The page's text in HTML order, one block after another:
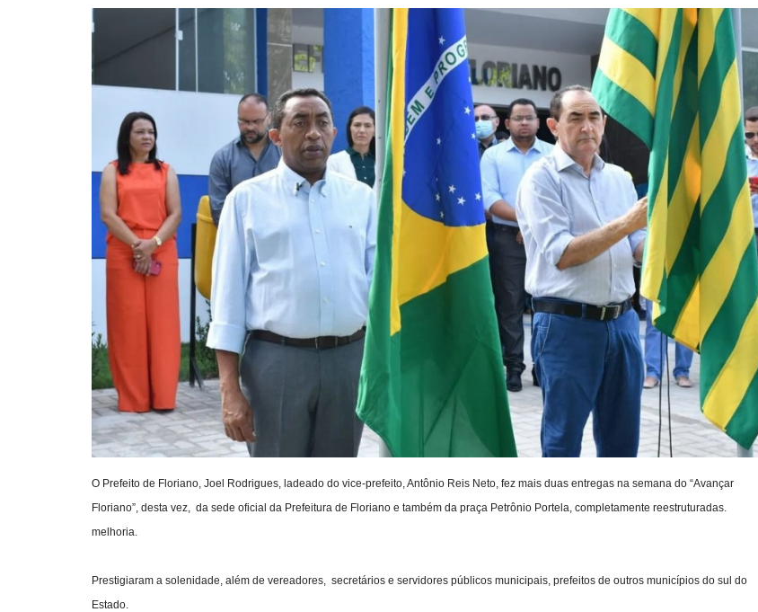
O Prefeito de Floriano, Joel Rodrigues, ladeado do vice-prefeito, Antônio Reis Neto, fez mais duas entregas na semana do “Avançar
Floriano”, desta vez, da sede oficial da Prefeitura de Floriano e também da praça Petrônio Portela, completamente reestruturadas.
melhoria.
Prestigiaram a solenidade, além de vereadores, secretários e servidores públicos municipais, prefeitos de outros municípios do sul do
Estado.